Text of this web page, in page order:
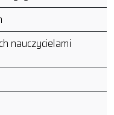
nauczycielami